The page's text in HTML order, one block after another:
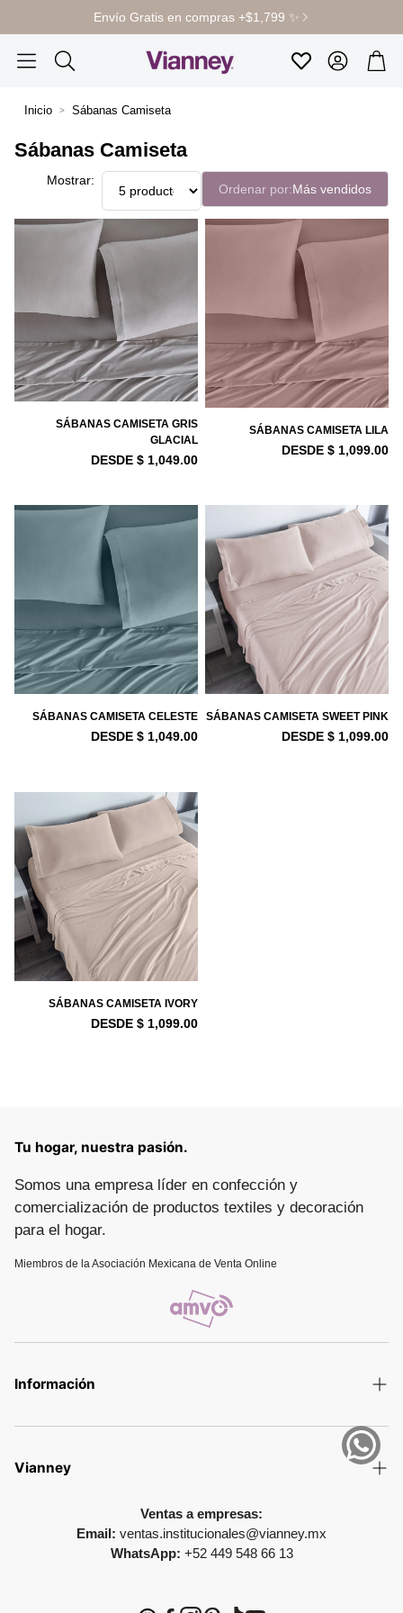
Envío Gratis en compras +$1,799 ✨
FavoritosCuenta
Inicio Sábanas Camiseta
Sábanas Camiseta
Mostrar:
Ordenar por:Más vendidos
SÁBANAS CAMISETA GRIS
GLACIAL
DESDE $ 1,049.00
SÁBANAS CAMISETA LILA
DESDE $ 1,099.00
SÁBANAS CAMISETA CELESTE
DESDE $ 1,049.00
SÁBANAS CAMISETA SWEET PINK
DESDE $ 1,099.00
SÁBANAS CAMISETA IVORY
DESDE $ 1,099.00
Tu hogar, nuestra pasión.
Somos una empresa líder en confección y
comercialización de productos textiles y decoración
para el hogar.
Miembros de la Asociación Mexicana de Venta Online
Información
Términos y Condiciones
Aviso de privacidad
Promesa de entrega
Preguntas Frecuentes
Vianney
Ventas a empresas:
Email: ventas.institucionales@vianney.mx
WhatsApp: +52 449 548 66 13